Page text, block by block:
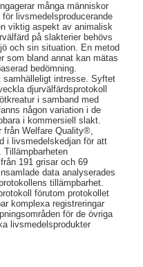
många människor
livsmedelsproducerande
viktig aspekt av animalisk
på slakterier behövs
och sin situation. En metod
som bland annat kan mätas
bedömning.
samhälleligt intresse. Syftet
djurvälfärdsprotokoll
i samband med
någon variation i de
i kommersiell slakt.
från Welfare Quality®,
i livsmedelskedjan för att
Tillämpbarheten
191 grisar och 69
data analyserades
tillämpbarhet.
förutom protokollet
komplexa registreringar
för de övriga
livsmedelsprodukter